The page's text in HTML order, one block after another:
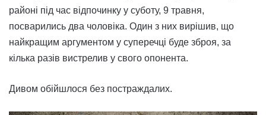
районі під час відпочинку у суботу, 9 травня,
посварились два чоловіка. Один з них вирішив, що
найкращим аргументом у суперечці буде зброя, за
кілька разів вистрелив у свого опонента.
Дивом обійшлося без постраждалих.